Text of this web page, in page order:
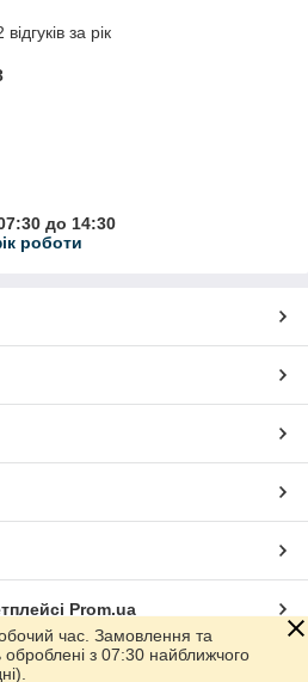
за рік
до 14:30
роботи
Prom.ua
час. Замовлення та
оброблені з 07:30 найближчого